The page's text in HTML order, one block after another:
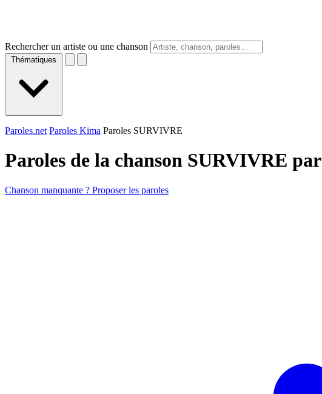
Rechercher un artiste ou une chanson
Thématiques
Paroles.net Paroles Kima Paroles SURVIVRE
Paroles de la chanson SURVIVRE par
Chanson manquante ? Proposer les paroles